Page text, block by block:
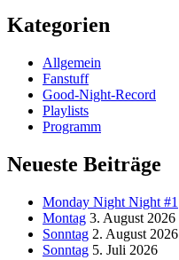
Kategorien
Allgemein
Fanstuff
Good-Night-Record
Playlists
Programm
Neueste Beiträge
Monday Night Night #1
Montag 3. August 2026
Sonntag 2. August 2026
Sonntag 5. Juli 2026